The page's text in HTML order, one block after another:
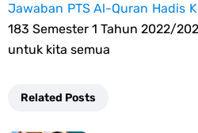
Jawaban PTS Al-Quran Hadis
183 Semester 1 Tahun 2022/
untuk kita semua
Related Posts